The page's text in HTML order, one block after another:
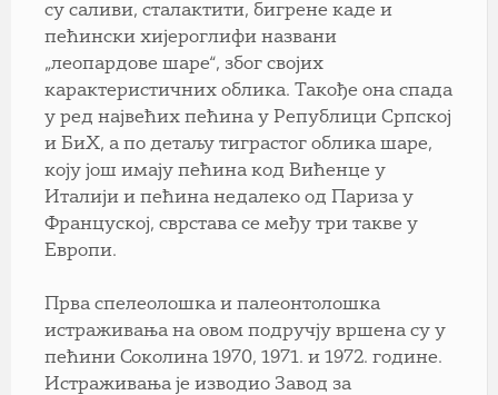
су саливи, сталактити, бигрене каде и
пећински хијероглифи названи
„леопардове шаре“, због својих
карактеристичних облика. Такође она спада
у ред највећих пећина у Републици Српској
и БиХ, а по детаљу тиграстог облика шаре,
коју још имају пећина код Вићенце у
Италији и пећина недалеко од Париза у
Француској, сврстава се међу три такве у
Европи.
Прва спелеолошка и палеонтолошка
истраживања на овом подручју вршена су у
пећини Соколина 1970, 1971. и 1972. године.
Истраживања је изводио Завод за